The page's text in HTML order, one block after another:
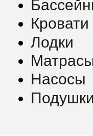
Кровати
Лодки
Насосы
Подушки